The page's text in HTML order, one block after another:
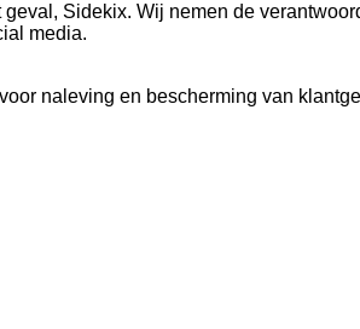
Sidekix. Wij nemen de
media.
naleving en bescherming van